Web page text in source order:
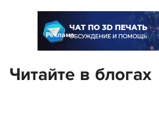
Реклама
Читайте в блогах